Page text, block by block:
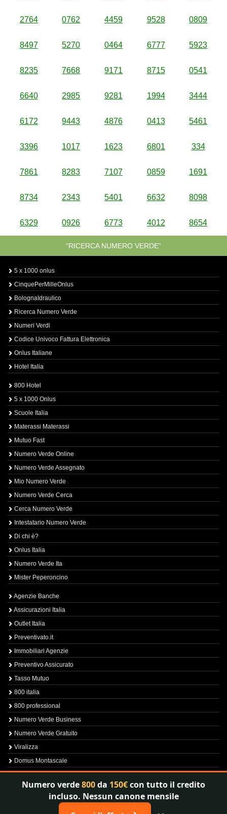
2764 0762 4459 9528 0809
8497 5270 0464 6777 5923
8235 7668 9171 8715 0541
6640 2985 9281 1994 3444
6172 9443 4876 0413 5461
3396 1017 1623 6801 334
7861 8283 7107 0859 1691
8734 2343 5401 6632 8098
6329 0926 6773 4012 8654
“RICERCA NUMERO VERDE”
5 x 1000 onlus
CinquePerMilleOnlus
BolognaIdraulico
Ricerca Numero Verde
Numeri Verdi
Codice Univoco Fattura Elettronica
Onlus Italiane
Hotel Italia
800 Hotel
5 x 1000 Onlus
Scuole Italia
Materassi Materassi
Mutuo Fast
Numero Verde Online
Numero Verde Assegnato
Mio Numero Verde
Numero Verde Cerca
Cerca Numero Verde
Intestatario Numero Verde
Di chi è?
Onlus Italia
Numero Verde Ita
Mister Peperoncino
Agenzie Banche
Assicurazioni Italia
Outlet Italia
Preventivato.it
Immobiliari Agenzie
Preventivo Assicurato
Tasso Mutuo
800 italia
800 professional
Numero Verde Business
Numero Verde Gratuito
Viralizza
Domus Montascale
Sprint800
Verfica Numero Verde
Numero verde800da 150€con tutto il credito
incluso. Nessun canone mensile